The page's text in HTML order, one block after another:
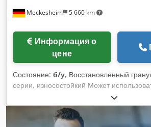
Meckesheim 5 660 km
цене
Состояние: б/у, Восстановленный
серии, износостойкий Может
мокрого измельчения Типичные области
полые пластиковые изделия, повторное
предварительно измельченных отходов,